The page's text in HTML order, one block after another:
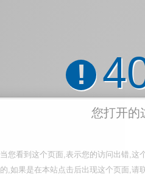
!
您打开的
当您看到这个页面,表示您的访问出错,这
的,如果是在本站点击后出现这个页面,请